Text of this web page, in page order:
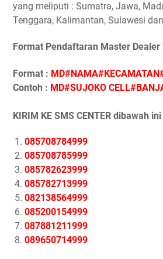
yang meliputi : Sumatra, Jawa,
Tenggara, Kalimantan, Sulawesi
Format Pendaftaran Master Dealer
Format :
Contoh : MD#SUJOKO
KIRIM KE SMS CENTER dibawah ini
085708784999
085708785999
085782623999
085782713999
082138564999
085200154999
087881211999
089650714999